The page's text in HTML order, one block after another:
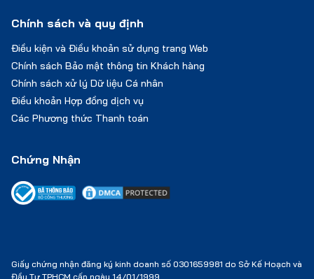
Chứng Nhận
Giấy chứng nhận đăng ký kinh doanh số 0301659981 do Sở Kế Hoạch và
Đầu Tư TPHCM cấp ngày 14/01/1999.
Chính sách và quy định
Điều kiện và Điều khoản sử dụng trang Web
Chính sách Bảo mật thông tin Khách hàng
Chính sách xử lý Dữ liệu Cá nhân
Điều khoản Hợp đồng dịch vụ
Các Phương thức Thanh toán